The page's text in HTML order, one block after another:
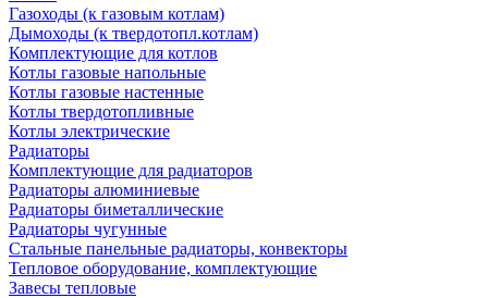
Газоходы (к газовым котлам)
Дымоходы (к твердотопл.котлам)
Комплектующие для котлов
Котлы газовые напольные
Котлы газовые настенные
Котлы твердотопливные
Котлы электрические
Радиаторы
Комплектующие для радиаторов
Радиаторы алюминиевые
Радиаторы биметаллические
Радиаторы чугунные
Стальные панельные радиаторы, конвекторы
Тепловое оборудование, комплектующие
Завесы тепловые